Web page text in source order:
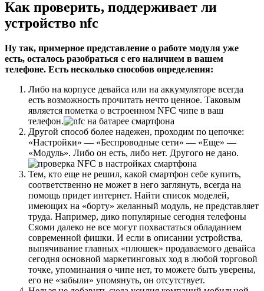
Как проверить, поддерживает ли
устройство nfc
Ну так, примерное представление о работе модуля уже
есть, осталось разобраться с его наличием в вашем
телефоне. Есть несколько способов определения:
Либо на корпусе девайса или на аккумуляторе всегда
есть возможность прочитать нечто ценное. Таковым
является пометка о встроенном NFC чипе в ваш
телефон.
Другой способ более надежен, проходим по цепочке:
«Настройки» — «Беспроводные сети» — «Еще» —
«Модуль». Либо он есть, либо нет. Другого не дано.
Тем, кто еще не решил, какой смартфон себе купить,
соответственно не может в него заглянуть, всегда на
помощь придет интернет. Найти список моделей,
имеющих на «борту» желанный модуль, не представляет
труда. Например, дико популярные сегодня телефоны
Сяоми далеко не все могут похвастаться обладанием
современной фишки. И если в описании устройства,
выпячивание главных «плюшек» продаваемого девайса
сегодня основной маркетинговых ход в любой торговой
точке, упоминания о чипе нет, то можете быть уверены,
его не «забыли» упомянуть, он отсутствует.